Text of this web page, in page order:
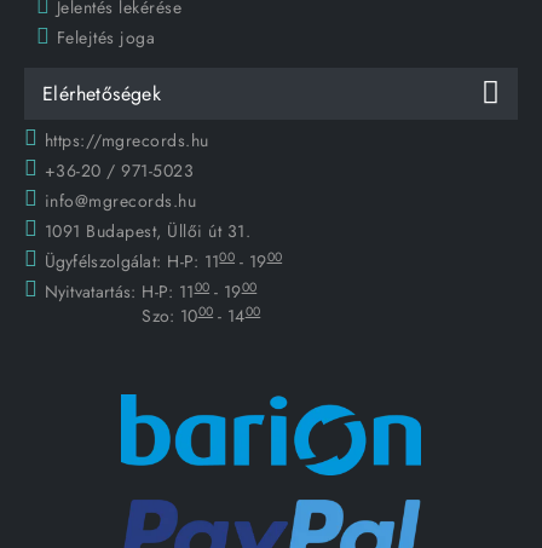
Jelentés lekérése
Felejtés joga
Elérhetőségek
https://mgrecords.hu
+36-20 / 971-5023
info@mgrecords.hu
1091 Budapest, Üllői út 31.
Ügyfélszolgálat: H-P: 1100 - 1900
Nyitvatartás: H-P: 1100 - 1900
Szo: 1000 - 1400